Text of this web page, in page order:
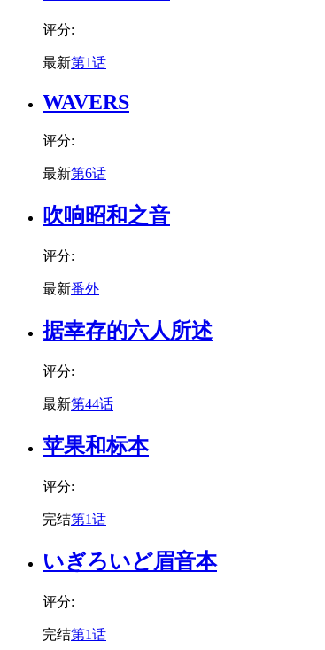
评分:
最新第1话
WAVERS
评分:
最新第6话
吹响昭和之音
评分:
最新番外
据幸存的六人所述
评分:
最新第44话
苹果和标本
评分:
完结第1话
いぎろいど眉音本
评分:
完结第1话